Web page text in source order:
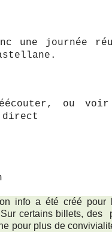
une journée
ou
direct
info a été créé pour
Sur certains billets,
pour plus de